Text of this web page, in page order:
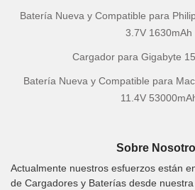
Batería Nueva y Compatible para
3.7V 1630mAh
Cargador para Gigabyte
Batería Nueva y Compatible para
11.4V
Sobre
Actualmente nuestros esfuerzos están
de Cargadores y Baterías desde